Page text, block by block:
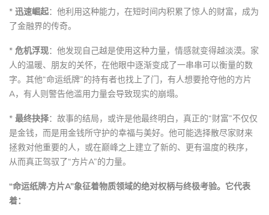
* 迅速崛起：他利用这种能力，在短时间内积累了惊人的财富，成为
了金融界的传奇。
* 危机浮现：他发现自己越是使用这种力量，情感就变得越淡漠。家
人的温暖、朋友的关怀，在他眼中逐渐变成了一串串可以衡量的数
字。其他“命运纸牌”的持有者也找上了门，有人想要抢夺他的方片
A，有人则警告他滥用力量会导致现实的崩塌。
* 最终抉择：故事的结局，或许是他最终明白，真正的“财富”不仅仅
是金钱，而是用金钱所守护的幸福与美好。他可能选择散尽家财来
拯救对他重要的人，或在巅峰之上建立了新的、更有温度的秩序，
从而真正驾驭了“方片A”的力量。
“命运纸牌·方片A”象征着物质领域的绝对权柄与终极考验。它代表
着：